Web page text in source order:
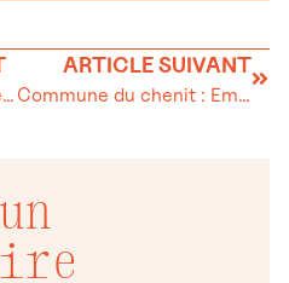
Communes du Chenit de L’Abbaye et du Lieu : Taxe de séjour
ARTICLE SUIVANT
Commune du chenit : Emploi des tondeuses à gazon et autres engins de jardinage